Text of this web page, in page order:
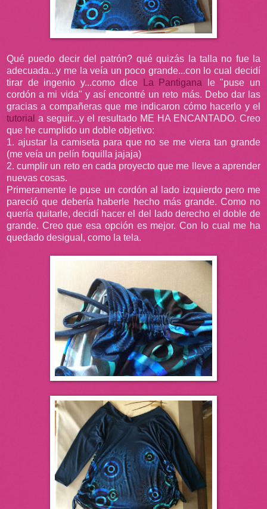
Qué puedo decir del patrón? qué quizás la talla no fue la
adecuada...y me la veía un poco grande...con lo cual decidí
tirar de ingenio y...como dice
La Pantigana le "puse un
cordón a mi vida" y así encontré un reto más. Debo dar las
gracias a compañeras que me indicaron cómo hacerlo y el
tutorial a seguir...y el resultado ME HA ENCANTADO. Creo
que he cumplido un doble objetivo:
1. ajustar la camiseta para que no se me viera tan grande
(me veía un pelín foquilla jajaja)
2. cumplir un reto en cada proyecto que me lleve a aprender
nuevas cosas.
Primeramente le puse un cordón al lado izquierdo pero me
pareció que debería haberle hecho más grande. Como no
quería quitarle, decidí hacer el del lado derecho el doble de
grande. Creo que esa opción es mejor. Con lo cual me ha
quedado desigual, como la tela.